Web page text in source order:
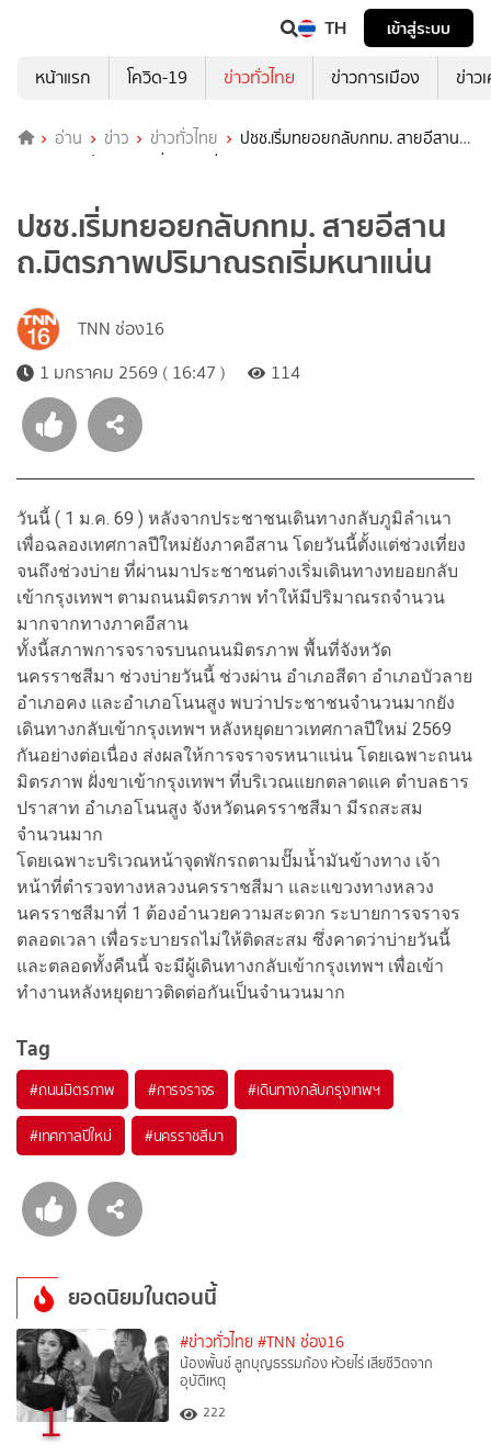
TH
เข้าสู่ระบบ
หน้าแรก
โควิด-19 ข่าวทั่วไทย ข่าวการเมือง ข่าว
อ่าน ข่าว ข่าวทั่วไทย
ปชช.เริ่มทยอยกลับกทม. สายอีสาน
ถ.มิตรภาพปริมาณรถเริ่มหนาแน่น
ปชช.เริ่มทยอยกลับกทม. สายอีสาน
ถ.มิตรภาพปริมาณรถเริ่มหนาแน่น
TNN ช่อง16
1 มกราคม 2569 ( 16:47 )
114
วันนี้ ( 1 ม.ค. 69 ) หลังจากประชาชนเดินทางกลับภูมิลำเนา
เพื่อฉลองเทศกาลปีใหม่ยังภาคอีสาน โดยวันนี้ตั้งแต่ช่วงเที่ยง
จนถึงช่วงบ่าย ที่ผ่านมาประชาชนต่างเริ่มเดินทางทยอยกลับ
เข้ากรุงเทพฯ ตามถนนมิตรภาพ ทำให้มีปริมาณรถจำนวน
มากจากทางภาคอีสาน
ทั้งนี้สภาพการจราจรบนถนนมิตรภาพ พื้นที่จังหวัด
นครราชสีมา ช่วงบ่ายวันนี้ ช่วงผ่าน อำเภอสีดา อำเภอบัวลาย
อำเภอคง และอำเภอโนนสูง พบว่าประชาชนจำนวนมากยัง
เดินทางกลับเข้ากรุงเทพฯ หลังหยุดยาวเทศกาลปีใหม่ 2569
กันอย่างต่อเนื่อง ส่งผลให้การจราจรหนาแน่น โดยเฉพาะถนน
มิตรภาพ ฝั่งขาเข้ากรุงเทพฯ ที่บริเวณแยกตลาดแค ตำบลธาร
ปราสาท อำเภอโนนสูง จังหวัดนครราชสีมา มีรถสะสม
จำนวนมาก
โดยเฉพาะบริเวณหน้าจุดพักรถตามปั๊มน้ำมันข้างทาง เจ้า
หน้าที่ตำรวจทางหลวงนครราชสีมา และแขวงทางหลวง
นครราชสีมาที่ 1 ต้องอำนวยความสะดวก ระบายการจราจร
ตลอดเวลา เพื่อระบายรถไม่ให้ติดสะสม ซึ่งคาดว่าบ่ายวันนี้
และตลอดทั้งคืนนี้ จะมีผู้เดินทางกลับเข้ากรุงเทพฯ เพื่อเข้า
ทำงานหลังหยุดยาวติดต่อกันเป็นจำนวนมาก
Tag
#ถนนมิตรภาพ #การจราจร #เดินทางกลับกรุงเทพฯ
#เทศกาลปีใหม่ #นครราชสีมา
ยอดนิยมในตอนนี้
1
#ข่าวทั่วไทย #TNN ช่อง16
น้องพั้นช์ ลูกบุญธรรมก้อง ห้วยไร่ เสียชีวิตจาก
อุบัติเหตุ
222